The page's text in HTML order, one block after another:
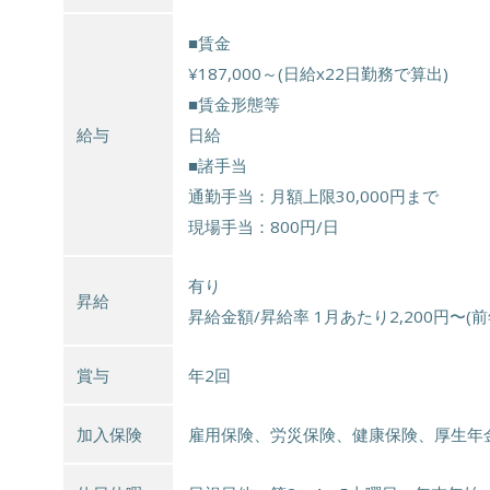
給与
■賃金
¥187,000～(日給x22日勤務で算出)
■賃金形態等
日給
■諸手当
通勤手当：月額上限30,000円まで
現場手当：800円/日
昇給
有り
昇給金額/昇給率 1月あたり2,200円〜(
賞与 年2回
加入保険 雇用保険、労災保険、健康保険、厚生年